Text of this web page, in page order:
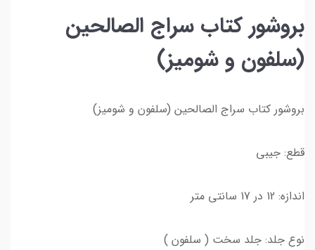
بروشور کتاب سراج الصالحین
(سلفون و شومیز)
بروشور کتاب سراج الصالحین (سلفون و شومیز)
قطع: جیبی
اندازه: 12 در 17 سانتی متر
نوع جلد: جلد سخت ( سلفون )